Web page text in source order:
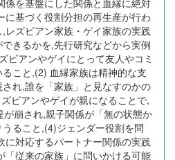
係を基盤にした関係と血縁に絶対
に基づく役割分担の再生産が行わ
レズビアン家族・ゲイ家族の実践
きるかを,先行研究などから実例
ビアンやゲイにとって友人やコミ
こと,(2) 血縁家族は精神的な支
れ,誰を「家族」と見なすのかの
ビアンやゲイが親になることで,
が崩され,親子関係が「無の状態か
ること,(4)ジェンダー役割を問
に対応するパートナー関係の実践
「従来の家族」に問いかける可能